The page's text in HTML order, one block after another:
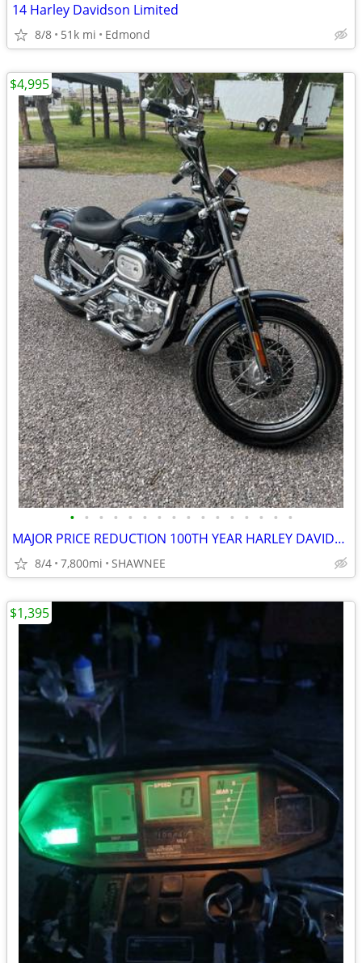
14 Harley Davidson Limited
8/8 51k mi Edmond
• • • • • • • • • • • • • • • •
MAJOR PRICE REDUCTION 100TH YEAR HARLEY DAVIDSON LOW MILES 1200CC
8/4 7,800mi SHAWNEE
$4,995
$1,395